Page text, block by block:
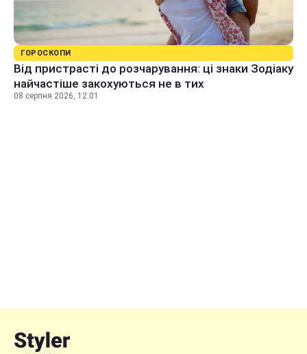
ГОРОСКОПИ
Від пристрасті до розчарування: ці знаки Зодіаку
найчастіше закохуються не в тих
08 серпня 2026, 12:01